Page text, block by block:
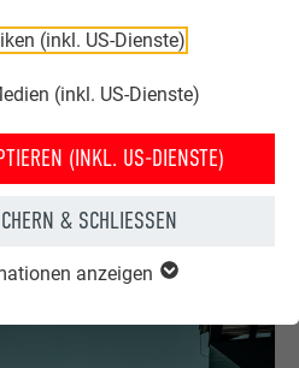
(inkl. US-Dienste)
(inkl. US-Dienste)
(INKL. US-DIENSTE)
& SCHLIESSEN
anzeigen
zu halten. Laut Schlömicher
Auf jeden Fall schätzt er den
und haben auch die
was meine Arbeit als